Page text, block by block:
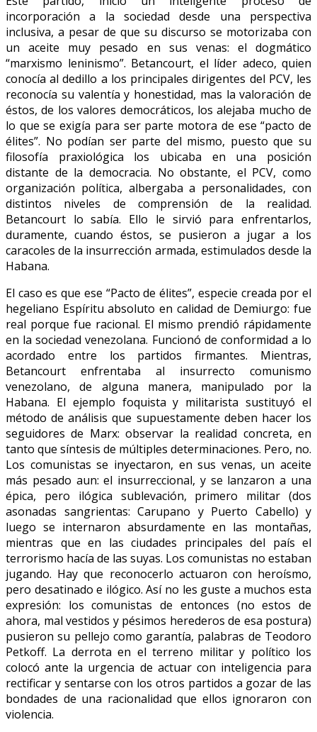
incorporación a la sociedad desde una perspectiva
inclusiva, a pesar de que su discurso se motorizaba con
un aceite muy pesado en sus venas: el dogmático
“marxismo leninismo”. Betancourt, el líder adeco, quien
conocía al dedillo a los principales dirigentes del PCV, les
reconocía su valentía y honestidad, mas la valoración de
éstos, de los valores democráticos, los alejaba mucho de
lo que se exigía para ser parte motora de ese “pacto de
élites”. No podían ser parte del mismo, puesto que su
filosofía praxiológica los ubicaba en una posición
distante de la democracia. No obstante, el PCV, como
organización política, albergaba a personalidades, con
distintos niveles de comprensión de la realidad.
Betancourt lo sabía. Ello le sirvió para enfrentarlos,
duramente, cuando éstos, se pusieron a jugar a los
caracoles de la insurrección armada, estimulados desde la
Habana.
El caso es que ese “Pacto de élites”, especie creada por el
hegeliano Espíritu absoluto en calidad de Demiurgo: fue
real porque fue racional. El mismo prendió rápidamente
en la sociedad venezolana. Funcionó de conformidad a lo
acordado entre los partidos firmantes. Mientras,
Betancourt enfrentaba al insurrecto comunismo
venezolano, de alguna manera, manipulado por la
Habana. El ejemplo foquista y militarista sustituyó el
método de análisis que supuestamente deben hacer los
seguidores de Marx: observar la realidad concreta, en
tanto que síntesis de múltiples determinaciones. Pero, no.
Los comunistas se inyectaron, en sus venas, un aceite
más pesado aun: el insurreccional, y se lanzaron a una
épica, pero ilógica sublevación, primero militar (dos
asonadas sangrientas: Carupano y Puerto Cabello) y
luego se internaron absurdamente en las montañas,
mientras que en las ciudades principales del país el
terrorismo hacía de las suyas. Los comunistas no estaban
jugando. Hay que reconocerlo actuaron con heroísmo,
pero desatinado e ilógico. Así no les guste a muchos esta
expresión: los comunistas de entonces (no estos de
ahora, mal vestidos y pésimos herederos de esa postura)
pusieron su pellejo como garantía, palabras de Teodoro
Petkoff. La derrota en el terreno militar y político los
colocó ante la urgencia de actuar con inteligencia para
rectificar y sentarse con los otros partidos a gozar de las
bondades de una racionalidad que ellos ignoraron con
violencia.